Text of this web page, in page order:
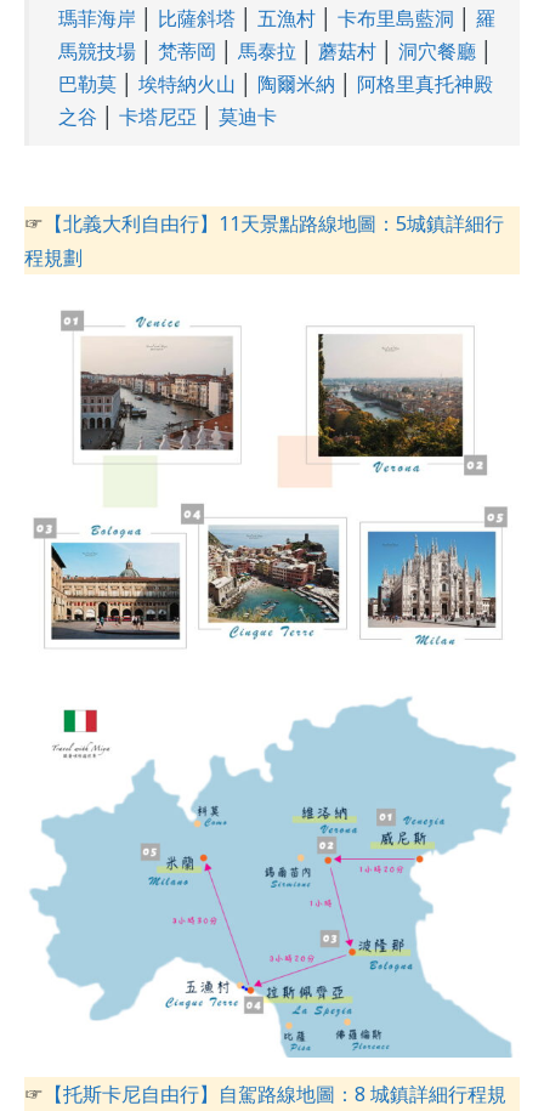
瑪菲海岸
比薩斜塔 五漁村 卡布里島藍洞
羅
馬競技場
梵蒂岡 馬泰拉 蘑菇村 洞穴餐廳
巴勒莫
埃特納火山 陶爾米納
阿格里真托神殿
之谷
卡塔尼亞 莫迪卡
☞ 【北義大利自由行】11天景點路線地圖：5城鎮詳細行
程規劃
☞ 【托斯卡尼自由行】自駕路線地圖：8 城鎮詳細行程規